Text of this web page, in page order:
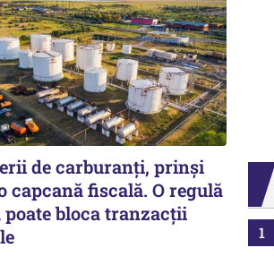
de carburanți, prinși
capcană fiscală. O regulă
poate bloca tranzacții